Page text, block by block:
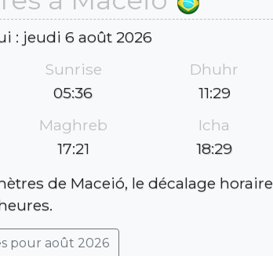
: jeudi 6 août 2026
Sunrise
05:36
Dhuhr
11:29
Maghreb
17:21
Icha
18:29
de Maceió, le décalage horaire
pour août 2026